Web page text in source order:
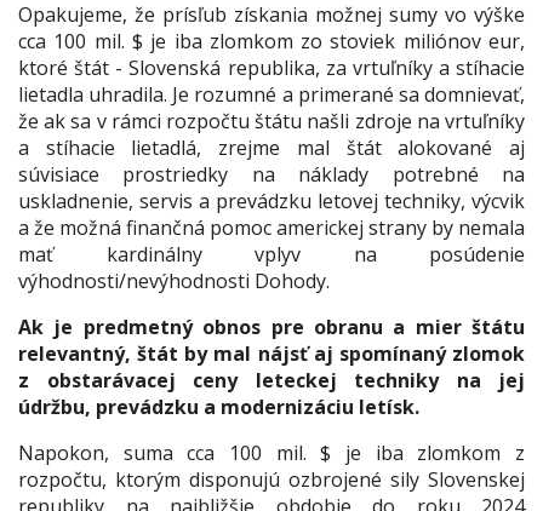
Opakujeme, že prísľub získania možnej sumy vo výške
cca 100 mil. $ je iba zlomkom zo stoviek miliónov eur,
ktoré štát - Slovenská republika, za vrtuľníky a stíhacie
lietadla uhradila. Je rozumné a primerané sa domnievať,
že ak sa v rámci rozpočtu štátu našli zdroje na vrtuľníky
a stíhacie lietadlá, zrejme mal štát alokované aj
súvisiace prostriedky na náklady potrebné na
uskladnenie, servis a prevádzku letovej techniky, výcvik
a že možná finančná pomoc americkej strany by nemala
mať kardinálny vplyv na posúdenie
výhodnosti/nevýhodnosti Dohody.
Ak je predmetný obnos pre obranu a mier štátu
relevantný, štát by mal nájsť aj spomínaný zlomok
z obstarávacej ceny leteckej techniky na jej
údržbu, prevádzku a modernizáciu letísk.
Napokon, suma cca 100 mil. $ je iba zlomkom z
rozpočtu, ktorým disponujú ozbrojené sily Slovenskej